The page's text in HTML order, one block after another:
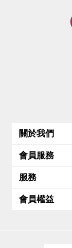
關於我們
會員服務
服務
會員權益